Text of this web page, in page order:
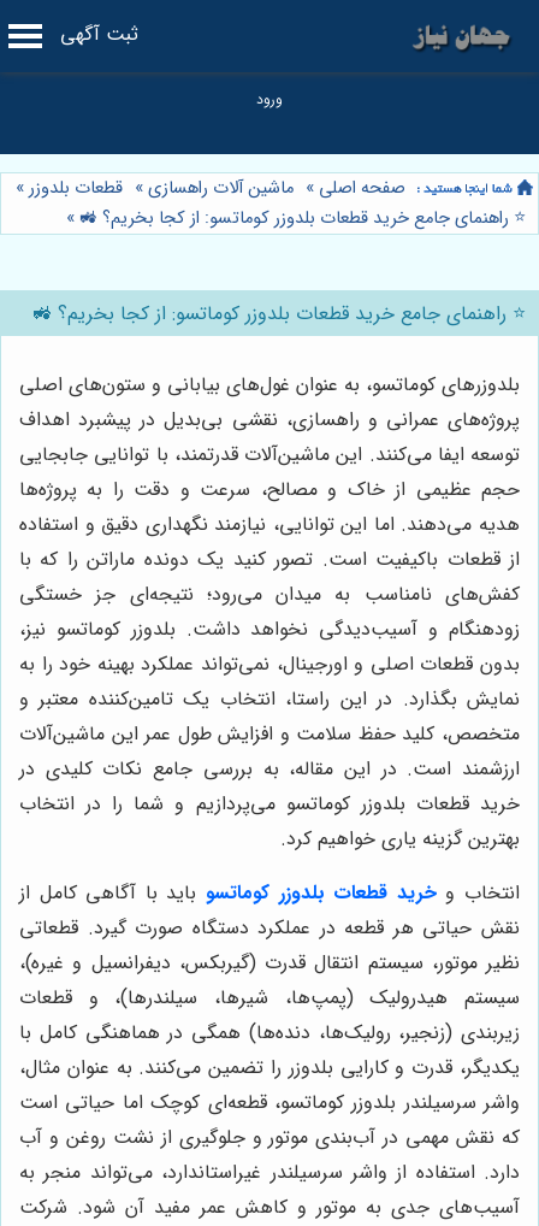
ثبت آگهی
صفحه اصلی » ماشین آلات راهسازی» قطعات بلدوزر»
⭐️ راهنمای جامع خرید قطعات بلدوزر کوماتسو: از کجا بخریم؟ 🚜 »
⭐️ راهنمای جامع خرید قطعات بلدوزر کوماتسو: از کجا بخریم؟ 🚜
بلدوزرهای کوماتسو، به عنوان غول‌های بیابانی و ستون‌های اصلی
پروژه‌های عمرانی و راهسازی، نقشی بی‌بدیل در پیشبرد اهداف
توسعه ایفا می‌کنند. این ماشین‌آلات قدرتمند، با توانایی جابجایی
حجم عظیمی از خاک و مصالح، سرعت و دقت را به پروژه‌ها
هدیه می‌دهند. اما این توانایی، نیازمند نگهداری دقیق و استفاده
از قطعات باکیفیت است. تصور کنید یک دونده ماراتن را که با
کفش‌های نامناسب به میدان می‌رود؛ نتیجه‌ای جز خستگی
زودهنگام و آسیب‌دیدگی نخواهد داشت. بلدوزر کوماتسو نیز،
بدون قطعات اصلی و اورجینال، نمی‌تواند عملکرد بهینه خود را به
نمایش بگذارد. در این راستا، انتخاب یک تامین‌کننده معتبر و
متخصص، کلید حفظ سلامت و افزایش طول عمر این ماشین‌آلات
ارزشمند است. در این مقاله، به بررسی جامع نکات کلیدی در
خرید قطعات بلدوزر کوماتسو می‌پردازیم و شما را در انتخاب
بهترین گزینه یاری خواهیم کرد.
انتخاب وخرید قطعات بلدوزر کوماتسو باید با آگاهی کامل از
نقش حیاتی هر قطعه در عملکرد دستگاه صورت گیرد. قطعاتی
نظیر موتور، سیستم انتقال قدرت (گیربکس، دیفرانسیل و غیره)،
سیستم هیدرولیک (پمپ‌ها، شیرها، سیلندرها)، و قطعات
زیربندی (زنجیر، رولیک‌ها، دنده‌ها) همگی در هماهنگی کامل با
یکدیگر، قدرت و کارایی بلدوزر را تضمین می‌کنند. به عنوان مثال،
واشر سرسیلندر بلدوزر کوماتسو، قطعه‌ای کوچک اما حیاتی است
که نقش مهمی در آب‌بندی موتور و جلوگیری از نشت روغن و آب
دارد. استفاده از واشر سرسیلندر غیراستاندارد، می‌تواند منجر به
آسیب‌های جدی به موتور و کاهش عمر مفید آن شود. شرکت